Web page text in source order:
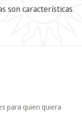
son características
para quien quiera